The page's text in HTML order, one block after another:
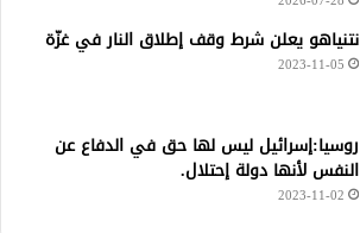
نتنياهو يعلن شرط وقف إطلاق النار في غزّة
2023-11-05
روسيا:إسرائيل ليس لها حق في الدفاع عن
النفس لأنها دولة إحتلال.
2023-11-02